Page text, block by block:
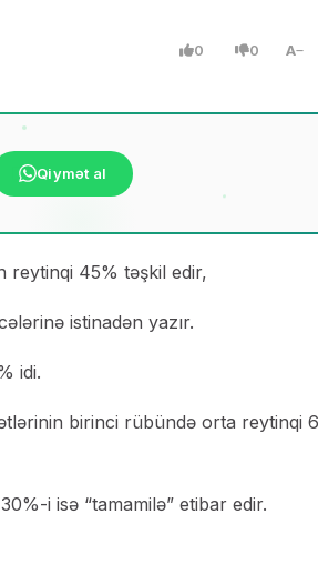
0 0 A
Qiymət al
reytinqi 45% təşkil edir,
istinadən yazır.
idi.
birinci rübündə orta reytinqi
i isə “tamamilə” etibar edir.